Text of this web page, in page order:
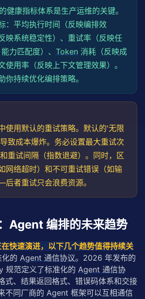
健康指标体系是生产运维的关键。
：平均执行时间（反映编排效
映系统稳定性）、重试率（反映任
力匹配度）、 Token 消耗（反映成
使用率（反映上下文管理效果）。
你持续优化编排策略。
使用默认的重试策略。默认的'无限
致成本爆炸。务必设置最大重试次
重试间隔（指数退避）。同时，区
网络超时）和不可重试错误（如输
者重试只会浪费资源。
Agent 编排的未来趋势
快速演进，以下几个趋势值得持续关
的 Agent 通信协议
规范定义了标准化的 Agent 通信协
式、结果返回格式、错误码体系和交接
不同厂商的 Agent 框架可以互相通信